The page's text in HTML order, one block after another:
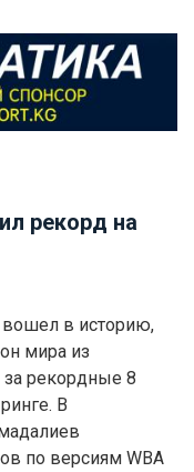
рекорд на
в историю,
мира из
за рекордные 8
В
по версиям WBA